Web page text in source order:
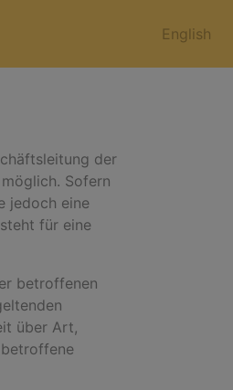
English
der
Sofern
jedoch eine
für eine
betroffenen
über Art,